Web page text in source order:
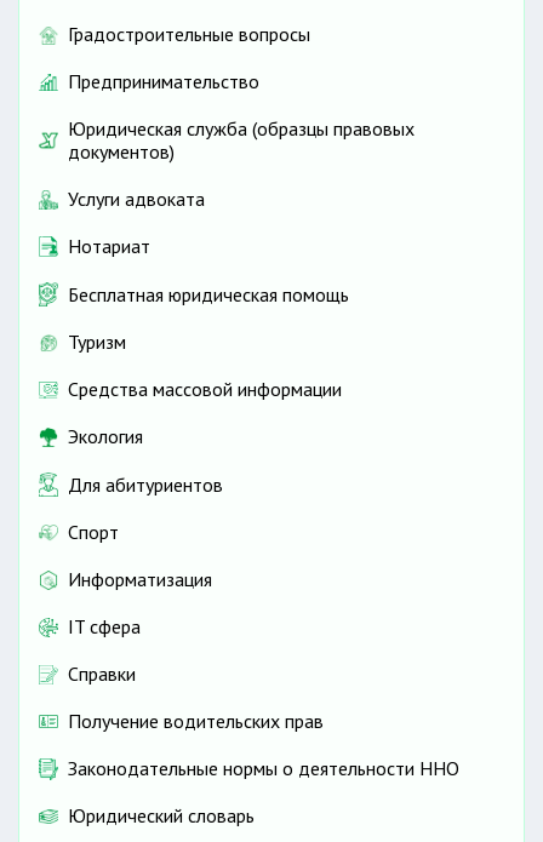
Градостроительные вопросы
Предпринимательство
Юридическая служба (образцы правовых
документов)
Услуги адвоката
Нотариат
Бесплатная юридическая помощь
Туризм
Средства массовой информации
Экология
Для абитуриентов
Спорт
Информатизация
IT сфера
Справки
Получение водительских прав
Законодательные нормы о деятельности ННО
Юридический словарь